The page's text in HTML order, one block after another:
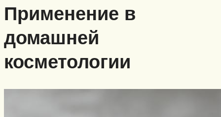
Применение в
домашней
косметологии